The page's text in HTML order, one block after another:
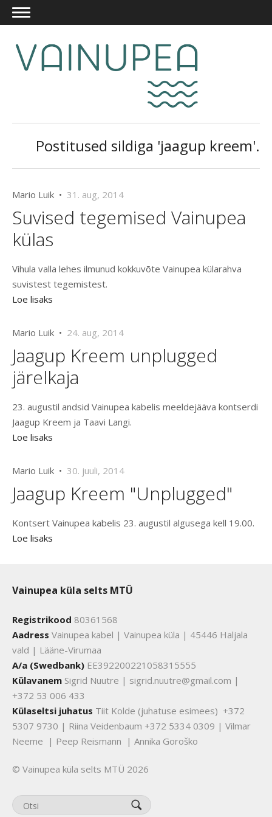
Postitused sildiga 'jaagup kreem'.
Mario Luik • 31. aug, 2014
Suvised tegemised Vainupea
külas
Vihula valla lehes ilmunud kokkuvõte Vainupea külarahva
suvistest tegemistest.
Loe lisaks
Mario Luik • 24. aug, 2014
Jaagup Kreem unplugged
järelkaja
23. augustil andsid Vainupea kabelis meeldejääva kontserdi
Jaagup Kreem ja Taavi Langi.
Loe lisaks
Mario Luik • 30. juuli, 2014
Jaagup Kreem "Unplugged"
Kontsert Vainupea kabelis 23. augustil algusega kell 19.00.
Loe lisaks
Vainupea küla selts MTÜ
Registrikood 80361568
Aadress Vainupea kabel | Vainupea küla | 45446 Haljala
vald | Lääne-Virumaa
A/a (Swedbank) EE392200221058315555
Külavanem Sigrid Nuutre | sigrid.nuutre@gmail.com |
+372 53 006 433
Külaseltsi juhatus Tiit Kolde (juhatuse esimees) +372
5307 9730 | Riina Veidenbaum +372 5334 0309 | Vilmar
Neeme | Peep Reismann | Annika Goroško
© Vainupea küla selts MTÜ 2026